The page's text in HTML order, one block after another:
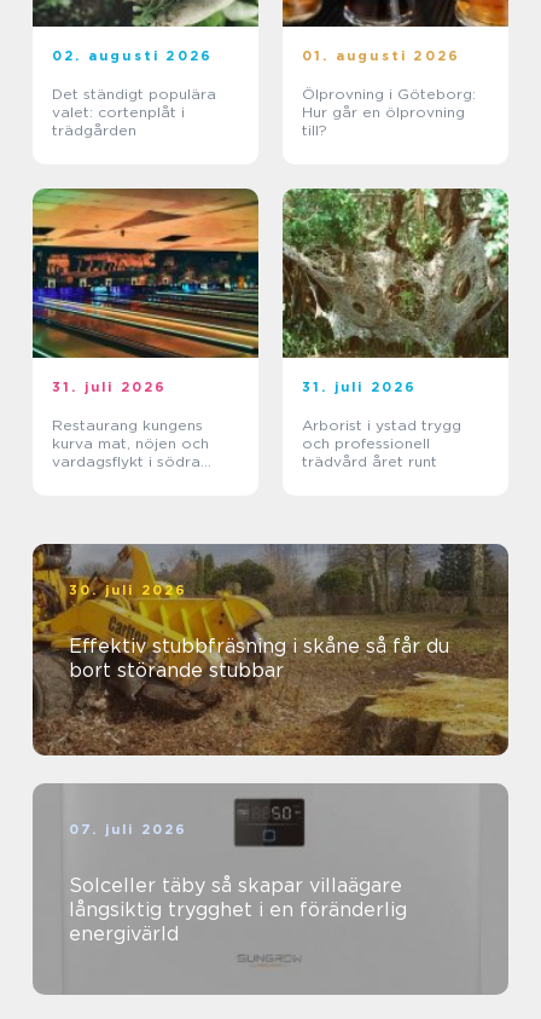
02. augusti 2026
Det ständigt populära
valet: cortenplåt i
trädgården
01. augusti 2026
Ölprovning i Göteborg:
Hur går en ölprovning
till?
31. juli 2026
Restaurang kungens
kurva mat, nöjen och
vardagsflykt i södra
31. juli 2026
Arborist i ystad trygg
och professionell
trädvård året runt
30. juli 2026
Effektiv stubbfräsning i skåne så får du
bort störande stubbar
07. juli 2026
Solceller täby så skapar villaägare
långsiktig trygghet i en föränderlig
energivärld